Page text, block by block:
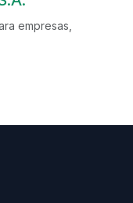
empresas,